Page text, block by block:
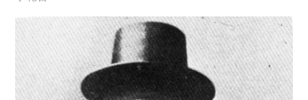
8
국방비
기성기생양성소
10 님의 침묵
1 금성대군